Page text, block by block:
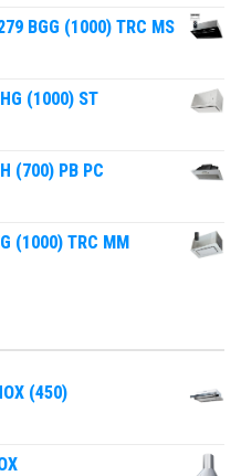
BGG (1000) TRC MS
(1000) ST
(700) PB PC
(1000) TRC MM
(450)